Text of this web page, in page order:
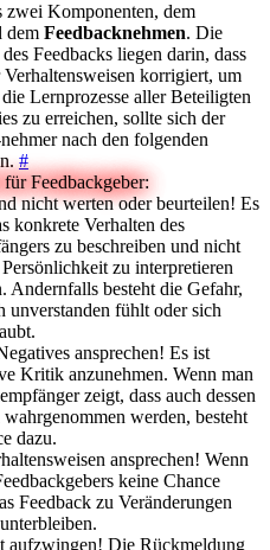
zwei Komponenten, dem
dem Feedbacknehmen. Die
Feedbacks liegen darin, dass
Verhaltensweisen korrigiert, um
Lernprozesse aller Beteiligten
zu erreichen, sollte sich der
nach den folgenden
#
Feedbackgeber:
nicht werten oder beurteilen! Es
konkrete Verhalten des
zu beschreiben und nicht
zu interpretieren
Andernfalls besteht die Gefahr,
unverstanden fühlt oder sich
ansprechen! Es ist
Kritik anzunehmen. Wenn man
zeigt, dass auch dessen
werden, besteht
dazu.
ansprechen! Wenn
keine Chance
Feedback zu Veränderungen
aufzwingen! Die Rückmeldung